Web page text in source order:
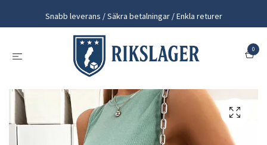
Snabb leverans / Säkra betalningar / Enkla returer
0